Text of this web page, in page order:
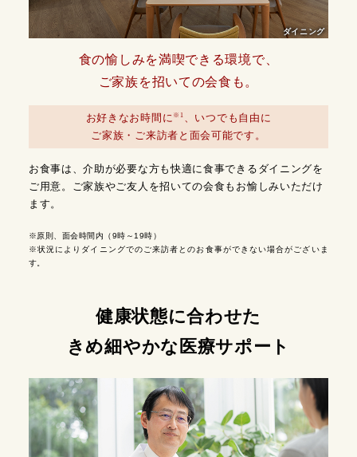
ダイニング
食の愉しみを満喫できる環境で、
ご家族を招いての会食も。
お好きなお時間に ※1 、いつでも自由に
ご家族・ご来訪者と面会可能です。
お食事は、介助が必要な方も快適に食事できるダイニングを
ご用意。ご家族やご友人を招いての会食もお愉しみいただけ
ます。
※原則、面会時間内（9時～19時）
※状況によりダイニングでのご来訪者とのお食事ができない場合がございま
す。
健康状態に合わせた
きめ細やかな医療サポート